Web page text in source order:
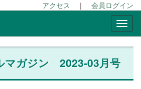
アクセス ｜ 会員ログイン
マガジン 2023-03月号